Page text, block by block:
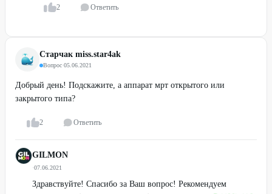
2 Ответить
Старчак miss.star4ak
Вопрос·05.06.2021
Добрый день! Подскажите, а аппарат мрт открытого или
закрытого типа?
2 Ответить
GILMON
·07.06.2021
Здравствуйте! Спасибо за Ваш вопрос! Рекомендуем